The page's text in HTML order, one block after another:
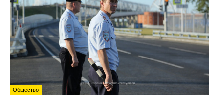
Общество